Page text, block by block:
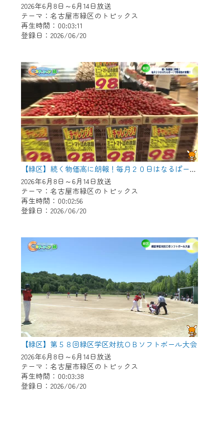
2026年6月8日～6月14日放送
テーマ：名古屋市緑区のトピックス
再生時間：00:03:11
登録日：2026/06/20
【緑区】続く物価高に朗報！毎月２０日はなるぱーくで野菜つめ放題！
2026年6月8日～6月14日放送
テーマ：名古屋市緑区のトピックス
再生時間：00:02:56
登録日：2026/06/20
【緑区】第５８回緑区学区対抗ＯＢソフトボール大会
2026年6月8日～6月14日放送
テーマ：名古屋市緑区のトピックス
再生時間：00:03:38
登録日：2026/06/20